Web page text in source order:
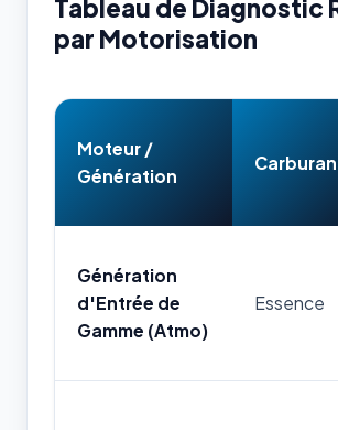
Tableau de Diagnostic
par Motorisation
Moteur /
Génération
Génération
d'Entrée de
Gamme (Atmo)
Essence